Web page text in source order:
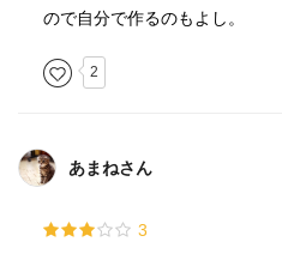
ので自分で作るのもよし。
2
あまねさん
3